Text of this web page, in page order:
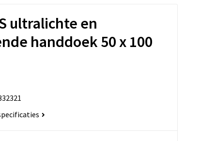
ultralichte en
handdoek 50 x 100